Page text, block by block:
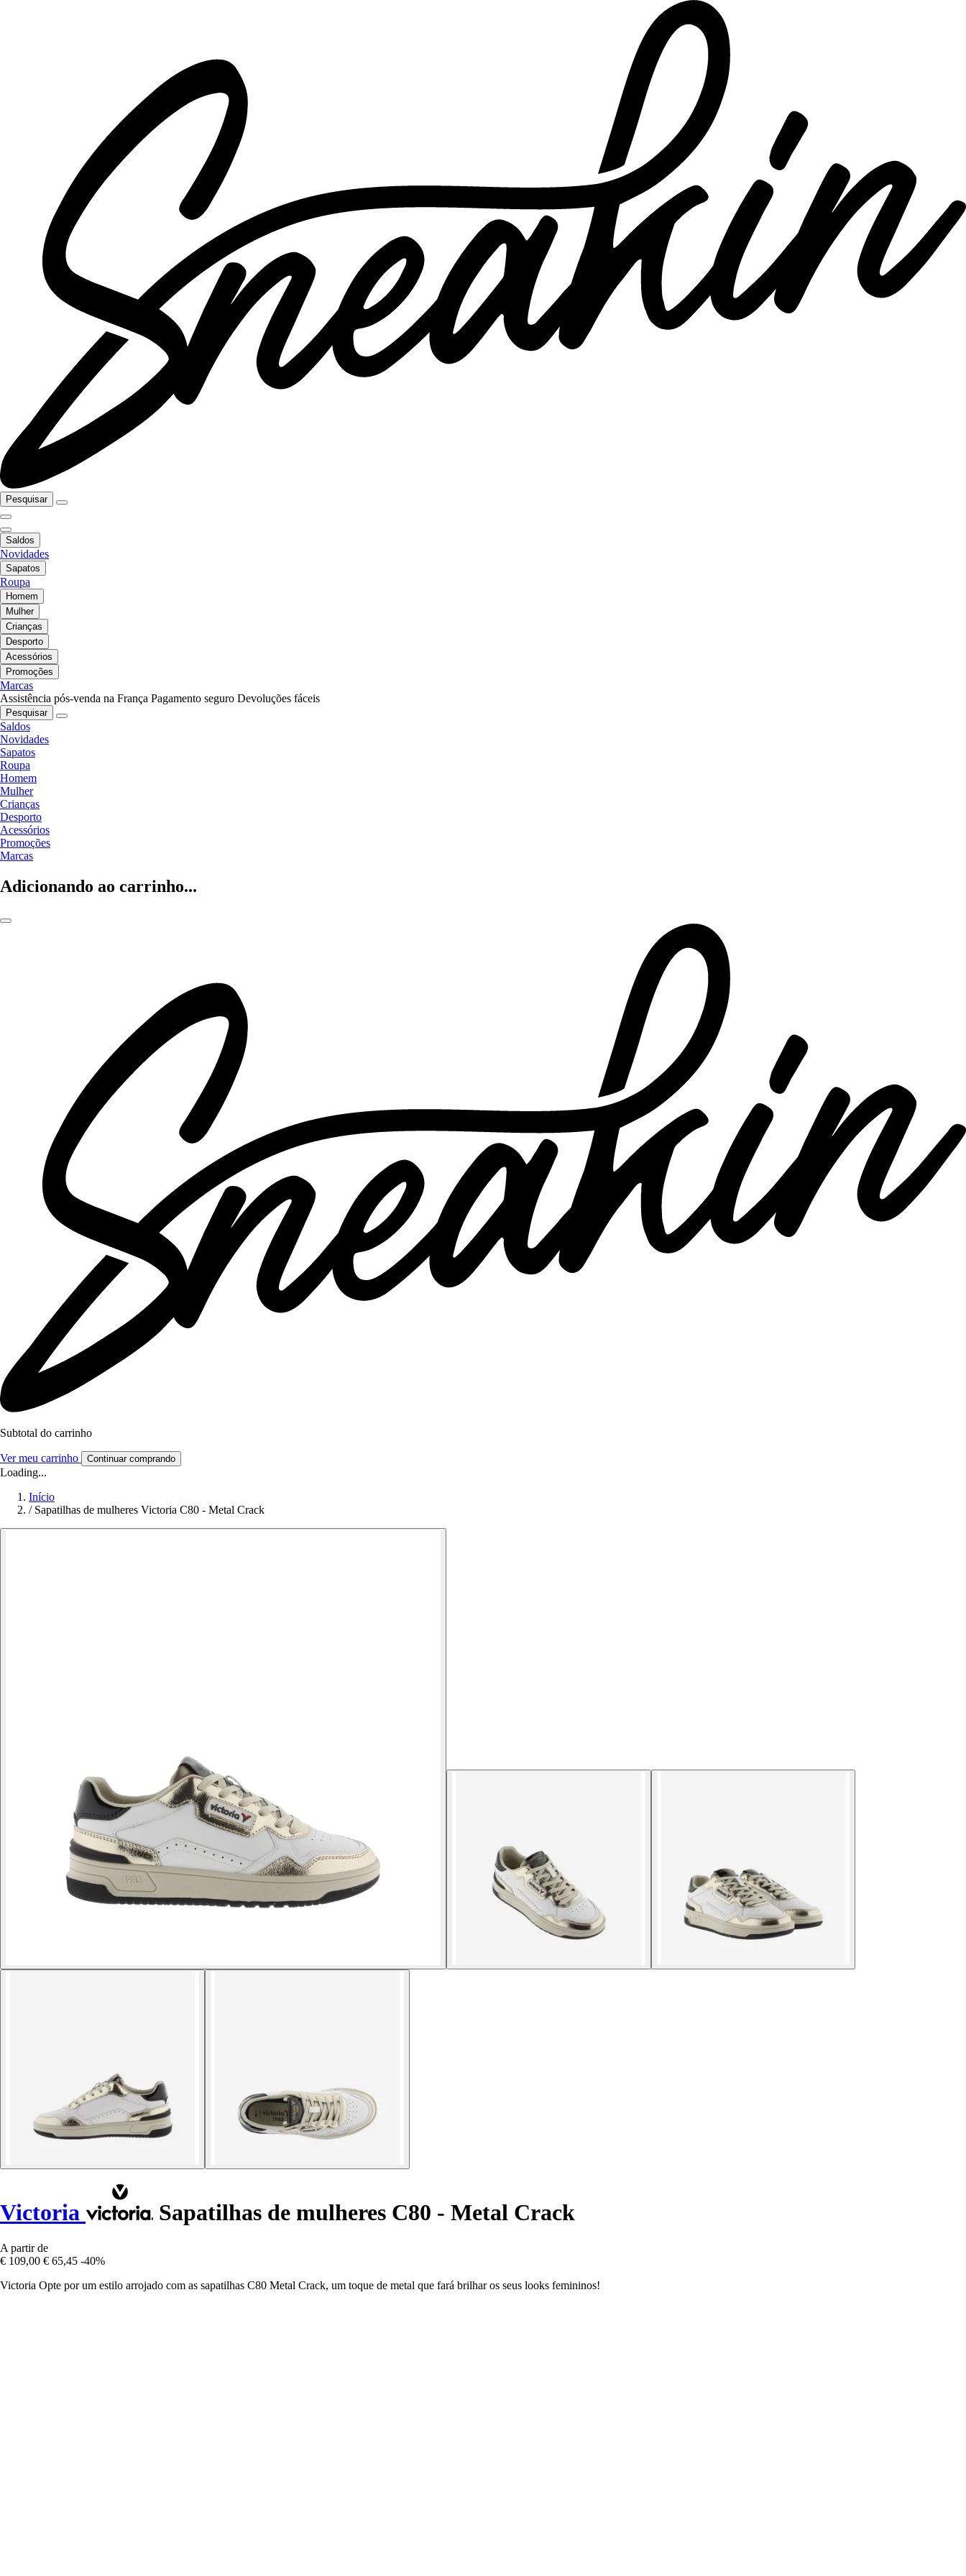
Pesquisar
Saldos
Novidades
Sapatos
Roupa
Homem
Mulher
Crianças
Desporto
Acessórios
Promoções
Marcas
Assistência pós-venda na França Pagamento seguro Devoluções fáceis
Pesquisar
Saldos
Novidades
Sapatos
Roupa
Homem
Mulher
Crianças
Desporto
Acessórios
Promoções
Marcas
Adicionando ao carrinho...
Subtotal do carrinho
Ver meu carrinho Continuar comprando
Loading...
Início
/ Sapatilhas de mulheres Victoria C80 - Metal Crack
Victoria Sapatilhas de mulheres C80 - Metal Crack
A partir de
€ 109,00 € 65,45 -40%
Victoria Opte por um estilo arrojado com as sapatilhas C80 Metal Crack, um toque de metal que fará brilhar os seus looks femininos!